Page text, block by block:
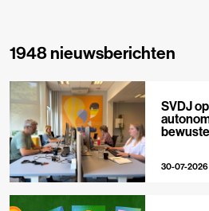
1948 nieuwsberichten
SVDJ
30-07-2026